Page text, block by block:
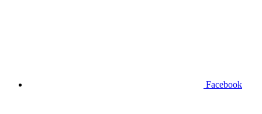
Facebook